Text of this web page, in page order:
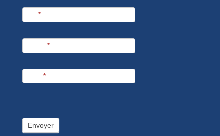
*
*
*
Envoyer